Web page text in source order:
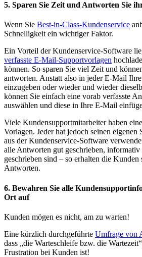
5. Sparen Sie Zeit und Antworten Sie
Wenn Sie Best-in-Class-Kundenservice
Schnelligkeit ein wichtiger Faktor.
Ein Vorteil der Kundenservice-Software
verfasste E-Mail-Supportvorlagen
können. So sparen Sie viel Zeit und
antworten. Anstatt also in jeder E-Mail
einzugeben oder wieder und wieder
können Sie einfach eine vorab verfasste
auswählen und diese in Ihre E-Mail
Viele Kundensupportmitarbeiter haben
Vorlagen. Jeder hat jedoch seinen eigenen
aus der Kundenservice-Software
alle Antworten gut geschrieben,
geschrieben sind – so erhalten die Kunden
Antworten.
6. Bewahren Sie alle
Ort auf
Kunden mögen es nicht, am zu warten!
Eine kürzlich durchgeführte Umfrage von
dass „die Warteschleife bzw. die
Frustration bei Kunden ist!